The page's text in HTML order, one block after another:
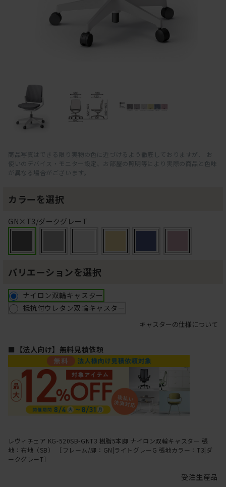
商品写真はできる限り実物の色に近づけるよう徹底しておりますが、 お
使いのデバイス・モニター設定、お部屋の照明等により実際の商品と色味
が異なる場合がございます。
カラーを選択
GN×T3/ダークグレーT
バリエーションを選択
ナイロン双輪キャスター
抵抗付ウレタン双輪キャスター
キャスターの仕様について
■【法人向け】無料見積依頼
レヴィチェア KG-520SB-GNT3 樹脂5本脚 ナイロン双輪キャスター 張
地：布地（SB） ［フレーム/脚：GN|ライトグレーG 張地カラー：T3|ダ
ークグレーT］
受注生産品